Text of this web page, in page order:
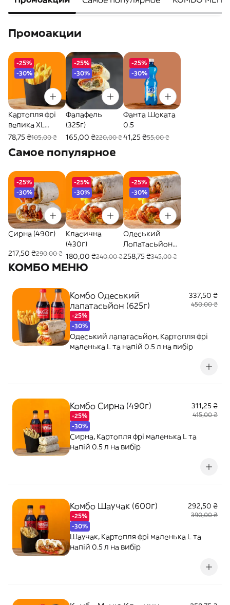
Промоакции
-25%
-30%
Картопля фрі
велика XL
(160г)
78,75 ₴105,00 ₴
-25%
-30%
Фалафель
(325г)
165,00 ₴220,00 ₴
-25%
-30%
Фанта Шоката
0.5
41,25 ₴55,00 ₴
Самое популярное
-25%
-30%
Сирна (490г)
217,50 ₴290,00 ₴
-25%
-30%
Класична
(430г)
180,00 ₴240,00 ₴
-25%
-30%
Одеський
Лопатасьйон
(625г)
258,75 ₴345,00 ₴
КОМБО МЕНЮ
Комбо Одеський
лапатасьйон (625г)
-25%
-30%
337,50 ₴
450,00 ₴
Одеський лапатасьйон, Картопля фрі
маленька L та напій 0.5 л на вибір
Комбо Сирна (490г)
-25%
-30%
311,25 ₴
415,00 ₴
Сирна, Картопля фрі маленька L та
напій 0.5 л на вибір
Комбо Шаучак (600г)
-25%
-30%
292,50 ₴
390,00 ₴
Шаучак, Картопля фрі маленька L та
напій 0.5 л на вибір